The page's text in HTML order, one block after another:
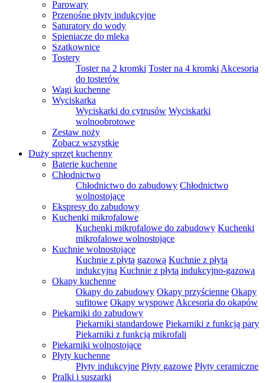
Parowary
Przenośne płyty indukcyjne
Saturatory do wody
Spieniacze do mleka
Szatkownice
Tostery
Toster na 2 kromki Toster na 4 kromki Akcesoria
do tosterów
Wagi kuchenne
Wyciskarka
Wyciskarki do cytrusów Wyciskarki
wolnoobrotowe
Zestaw noży
Zobacz wszystkie
Duży sprzęt kuchenny
Baterie kuchenne
Chłodnictwo
Chłodnictwo do zabudowy Chłodnictwo
wolnostojące
Ekspresy do zabudowy
Kuchenki mikrofalowe
Kuchenki mikrofalowe do zabudowy Kuchenki
mikrofalowe wolnostojące
Kuchnie wolnostojące
Kuchnie z płytą gazową Kuchnie z płytą
indukcyjną Kuchnie z płytą indukcyjno-gazową
Okapy kuchenne
Okapy do zabudowy Okapy przyścienne Okapy
sufitowe Okapy wyspowe Akcesoria do okapów
Piekarniki do zabudowy
Piekarniki standardowe Piekarniki z funkcją pary
Piekarniki z funkcją mikrofali
Piekarniki wolnostojące
Płyty kuchenne
Płyty indukcyjne Płyty gazowe Płyty ceramiczne
Pralki i suszarki